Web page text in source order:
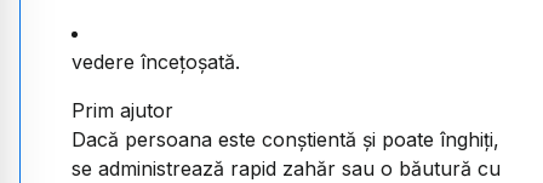
vedere încețoșată.
Prim ajutor
Dacă persoana este conștientă și poate înghiți,
se administrează rapid zahăr sau o băutură cu